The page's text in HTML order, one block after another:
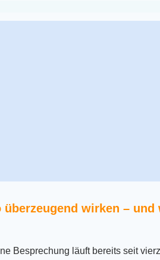
wirken – und
Besprechung läuft bereits seit